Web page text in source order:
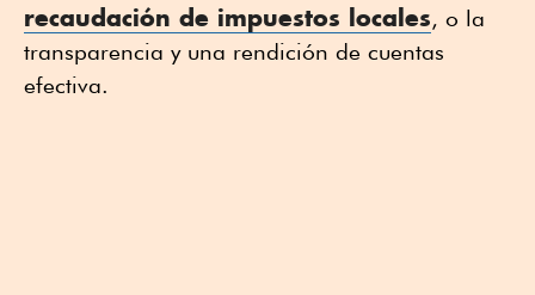
recaudación de impuestos locales, o la
transparencia y una rendición de cuentas
efectiva.